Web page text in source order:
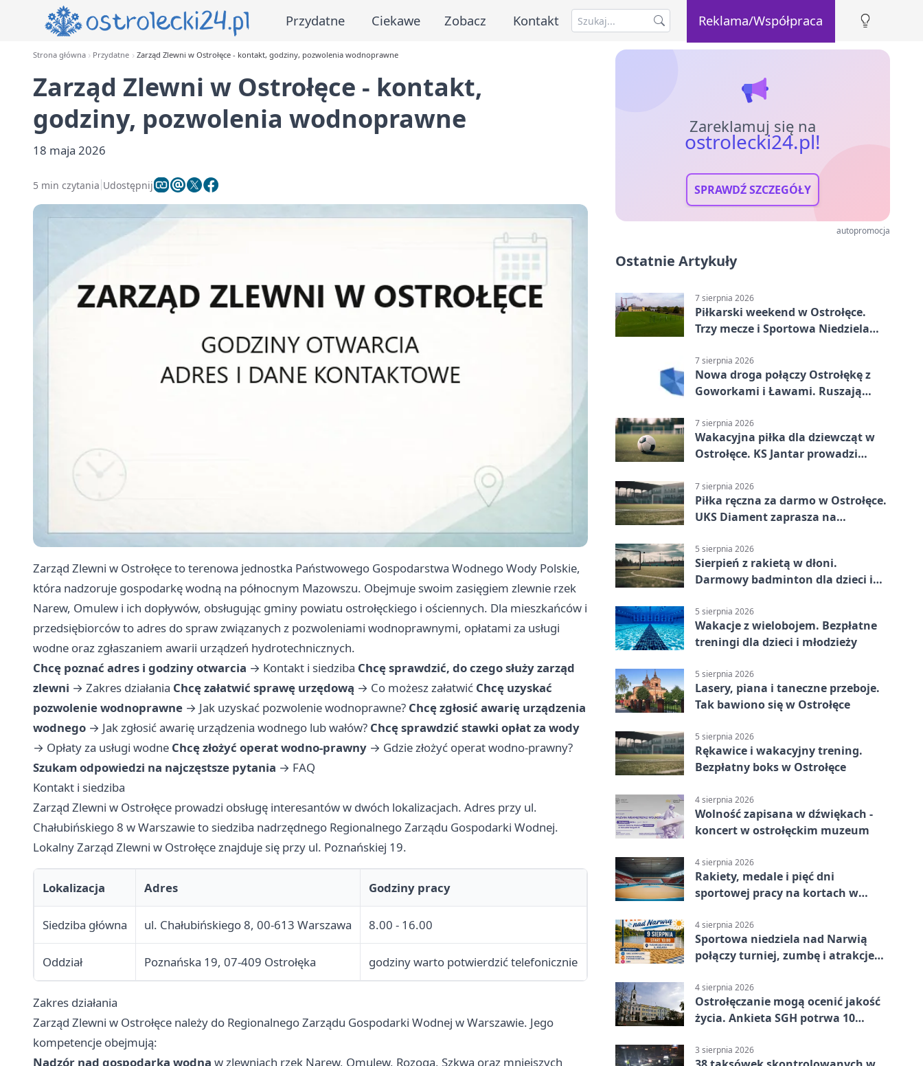
Przydatne Ciekawe Zobacz Kontakt Reklama/Współpraca
Strona główna Przydatne Zarząd Zlewni w Ostrołęce - kontakt, godziny, pozwolenia wodnoprawne
Zarząd Zlewni w Ostrołęce - kontakt,
godziny, pozwolenia wodnoprawne
18 maja 2026
5 min czytania Udostępnij
Zarząd Zlewni w Ostrołęce to terenowa jednostka Państwowego Gospodarstwa Wodnego Wody Polskie,
która nadzoruje gospodarkę wodną na północnym Mazowszu. Obejmuje swoim zasięgiem zlewnie rzek
Narew, Omulew i ich dopływów, obsługując gminy powiatu ostrołęckiego i ościennych. Dla mieszkańców i
przedsiębiorców to adres do spraw związanych z pozwoleniami wodnoprawnymi, opłatami za usługi
wodne oraz zgłaszaniem awarii urządzeń hydrotechnicznych.
Chcę poznać adres i godziny otwarcia → Kontakt i siedziba Chcę sprawdzić, do czego służy zarząd
zlewni → Zakres działania Chcę załatwić sprawę urzędową → Co możesz załatwić Chcę uzyskać
pozwolenie wodnoprawne → Jak uzyskać pozwolenie wodnoprawne? Chcę zgłosić awarię urządzenia
wodnego → Jak zgłosić awarię urządzenia wodnego lub wałów? Chcę sprawdzić stawki opłat za wody
→ Opłaty za usługi wodne Chcę złożyć operat wodno-prawny → Gdzie złożyć operat wodno-prawny?
Szukam odpowiedzi na najczęstsze pytania → FAQ
Kontakt i siedziba
Zarząd Zlewni w Ostrołęce prowadzi obsługę interesantów w dwóch lokalizacjach. Adres przy ul.
Chałubińskiego 8 w Warszawie to siedziba nadrzędnego Regionalnego Zarządu Gospodarki Wodnej.
Lokalny Zarząd Zlewni w Ostrołęce znajduje się przy ul. Poznańskiej 19.
Lokalizacja Adres Godziny pracy
Siedziba główna ul. Chałubińskiego 8, 00-613 Warszawa 8.00 - 16.00
Oddział Poznańska 19, 07-409 Ostrołęka godziny warto potwierdzić telefonicznie
Zakres działania
Zarząd Zlewni w Ostrołęce należy do Regionalnego Zarządu Gospodarki Wodnej w Warszawie. Jego
kompetencje obejmują:
Nadzór nad gospodarką wodną w zlewniach rzek Narew, Omulew, Rozoga, Szkwa oraz mniejszych
Zareklamuj się na
ostrolecki24.pl!
SPRAWDŹ SZCZEGÓŁY
autopromocja
Ostatnie Artykuły
7 sierpnia 2026
Piłkarski weekend w Ostrołęce.
Trzy mecze i Sportowa Niedziela
7 sierpnia 2026
Nowa droga połączy Ostrołękę z
Goworkami i Ławami. Ruszają
7 sierpnia 2026
Wakacyjna piłka dla dziewcząt w
Ostrołęce. KS Jantar prowadzi
7 sierpnia 2026
Piłka ręczna za darmo w Ostrołęce.
UKS Diament zaprasza na
5 sierpnia 2026
Sierpień z rakietą w dłoni.
Darmowy badminton dla dzieci i
5 sierpnia 2026
Wakacje z wielobojem. Bezpłatne
treningi dla dzieci i młodzieży
5 sierpnia 2026
Lasery, piana i taneczne przeboje.
Tak bawiono się w Ostrołęce
5 sierpnia 2026
Rękawice i wakacyjny trening.
Bezpłatny boks w Ostrołęce
4 sierpnia 2026
Wolność zapisana w dźwiękach -
koncert w ostrołęckim muzeum
4 sierpnia 2026
Rakiety, medale i pięć dni
sportowej pracy na kortach w
4 sierpnia 2026
Sportowa niedziela nad Narwią
połączy turniej, zumbę i atrakcje
4 sierpnia 2026
Ostrołęczanie mogą ocenić jakość
życia. Ankieta SGH potrwa 10
3 sierpnia 2026